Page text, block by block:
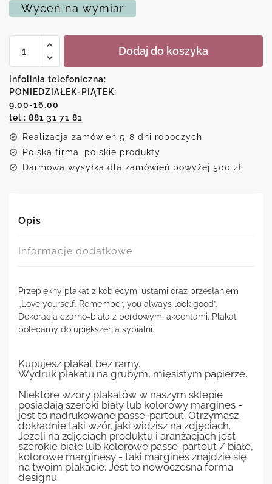
Wyceń na wymiar
Plakat
yourself
Dodaj do koszyka
Infolinia telefoniczna:
PONIEDZIAŁEK-PIĄTEK:
9.00-16.00
tel.: 881 31 71 81
Realizacja zamówień 5-8 dni roboczych
Polska firma, polskie produkty
Darmowa wysyłka dla zamówień powyżej 500 zł
Opis
Informacje dodatkowe
Przepiękny plakat z kobiecymi ustami oraz przesłaniem
„Love yourself. Remember, you always look good”.
Dekoracja czarno-biała z bordowymi akcentami. Plakat
polecamy do upiększenia sypialni.
Kupujesz plakat bez ramy.
Wydruk plakatu na grubym, mięsistym papierze.
Niektóre wzory plakatów w naszym sklepie
posiadają szeroki biały lub kolorowy margines -
jest to nadrukowane passe-partout. Otrzymasz
dokładnie taki wzór, jaki widzisz na zdjęciach.
Jeżeli na zdjęciach produktu i aranżacjach jest
szerokie białe lub kolorowe passe-partout / białe,
kolorowe marginesy - taki margines znajdzie się
na twoim plakacie. Jest to nowoczesna forma
designu.